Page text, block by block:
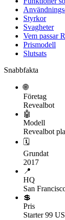
Styrkor
Svagheter
Vem passar
Prismodell
Slutsats
Snabbfakta
🌐
Företag
Revealbot
🤖
Modell
Revealbot
🗓
Grundat
2017
📍
HQ
San
💲
Pris
Starter 99